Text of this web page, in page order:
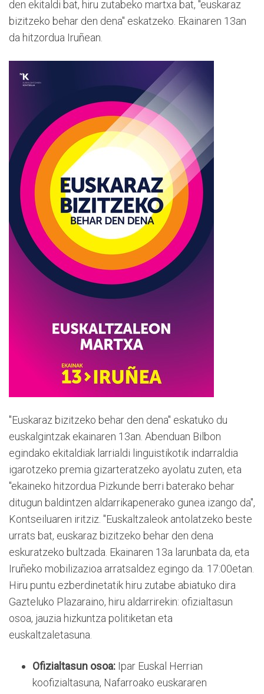
den ekitaldi bat, hiru zutabeko martxa bat, "euskaraz
bizitzeko behar den dena" eskatzeko. Ekainaren 13an
da hitzordua Iruñean.
"Euskaraz bizitzeko behar den dena" eskatuko du
euskalgintzak ekainaren 13an. Abenduan Bilbon
egindako ekitaldiak larrialdi linguistikotik indarraldia
igarotzeko premia gizarteratzeko ayolatu zuten, eta
"ekaineko hitzordua Pizkunde berri baterako behar
ditugun baldintzen aldarrikapenerako gunea izango da",
Kontseiluaren iritziz. "Euskaltzaleok antolatzeko beste
urrats bat, euskaraz bizitzeko behar den dena
eskuratzeko bultzada. Ekainaren 13a larunbata da, eta
Iruñeko mobilizazioa arratsaldez egingo da. 17:00etan.
Hiru puntu ezberdinetatik hiru zutabe abiatuko dira
Gazteluko Plazaraino, hiru aldarrirekin: ofizialtasun
osoa, jauzia hizkuntza politiketan eta
euskaltzaletasuna.
Ofizialtasun osoa: Ipar Euskal Herrian
koofizialtasuna, Nafarroako euskararen